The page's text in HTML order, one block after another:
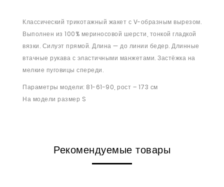
Классический трикотажный жакет с V-образным вырезом.
Выполнен из 100% мериносовой шерсти, тонкой гладкой
вязки. Силуэт прямой. Длина — до линии бедер. Длинные
втачные рукава с эластичными манжетами. Застёжка на
мелкие пуговицы спереди.
Параметры модели: 81-61-90, рост – 173 см
На модели размер S
Рекомендуемые товары